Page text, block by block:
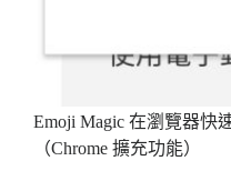
Emoji Magic 在瀏覽器快
（Chrome 擴充功能）